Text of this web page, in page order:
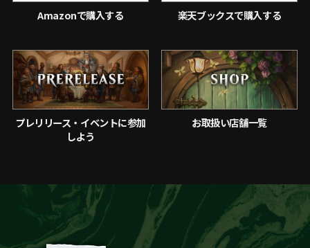
Amazonで購入する 楽天ブックスで購入する
プレリリース・イベントに参加
しよう
お取扱い店舗一覧